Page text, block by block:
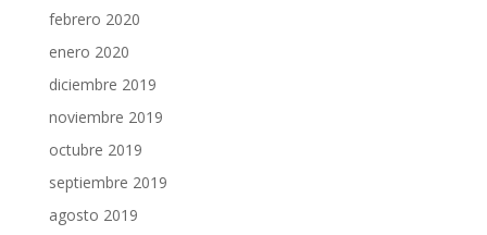
febrero 2020
enero 2020
diciembre 2019
noviembre 2019
octubre 2019
septiembre 2019
agosto 2019